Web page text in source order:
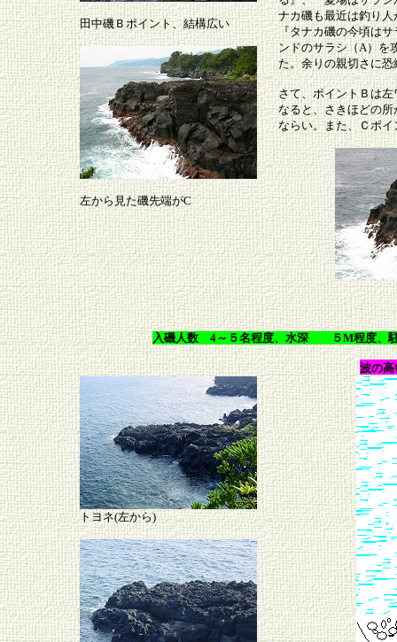
田中磯Ｂポイント、結構広い
左から見た磯先端がC
ナカ磯も最近は釣り
『タナカ磯の今頃は
ンドのサラシ（A）を
た。余りの親切さに
さて、ポイントＢは
なると、さきほどの
ならい。また、Ｃポ
入磯人数 4～５名程度、水深 ５M程度、駐
波の高
トヨネ(左から)